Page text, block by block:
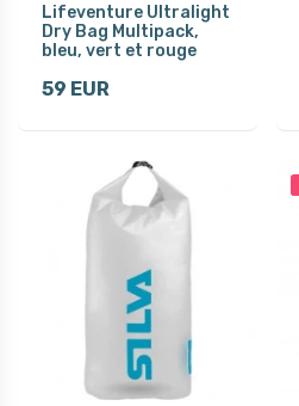
Lifeventure Ultralight
Dry Bag Multipack,
bleu, vert et rouge
59 EUR